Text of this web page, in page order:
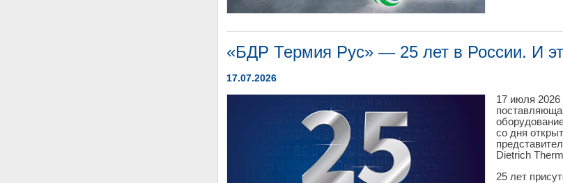
«БДР Термия Рус» — 25 лет в России. И
17.07.2026
17 июля
со дня
Dietrich
25 лет